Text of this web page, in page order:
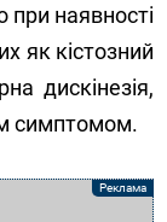
наявності
як кістозний
дискінезія,
симптомом.